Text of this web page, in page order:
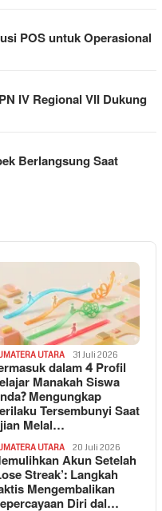
POS untuk Operasional
IV Regional VII Dukung
Berlangsung Saat
UTARA 31 Juli 2026
dalam 4 Profil
Manakah Siswa
Mengungkap
Tersembunyi Saat
Melal…
UTARA 20 Juli 2026
Akun Setelah
Streak’: Langkah
Mengembalikan
Diri dal…